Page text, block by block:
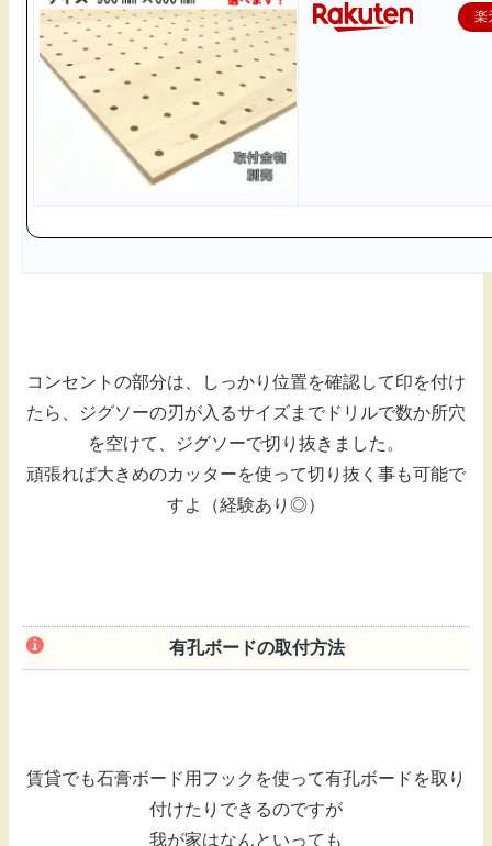
楽
コンセントの部分は、しっかり位置を確認して印を付け
たら、ジグソーの刃が入るサイズまでドリルで数か所穴
を空けて、ジグソーで切り抜きました。
頑張れば大きめのカッターを使って切り抜く事も可能で
すよ（経験あり◎）
有孔ボードの取付方法
賃貸でも石膏ボード用フックを使って有孔ボードを取り
付けたりできるのですが
我が家はなんといっても